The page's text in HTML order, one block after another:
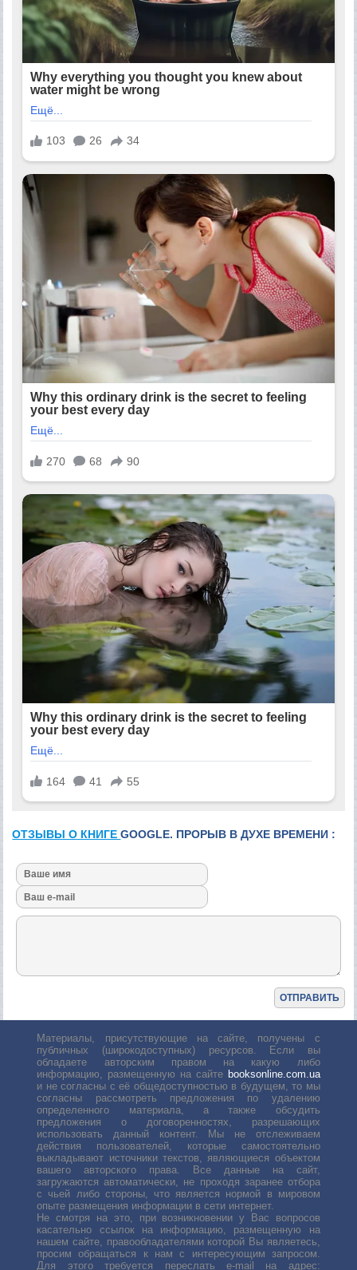
ОТЗЫВЫ О КНИГЕGOOGLE. ПРОРЫВ В ДУХЕ ВРЕМЕНИ :
Материалы, присутствующие на сайте, получены с
публичных (широкодоступных) ресурсов. Если вы
обладаете авторским правом на какую либо
информацию, размещенную на сайте booksonline.com.ua
и не согласны с её общедоступностью в будущем, то мы
согласны рассмотреть предложения по удалению
определенного материала, а также обсудить
предложения о договоренностях, разрешающих
использовать данный контент. Мы не отслеживаем
действия пользователей, которые самостоятельно
выкладывают источники текстов, являющиеся объектом
вашего авторского права. Все данные на сайт,
загружаются автоматически, не проходя заранее отбора
с чьей либо стороны, что является нормой в мировом
опыте размещения информации в сети интернет.
Не смотря на это, при возникновении у Вас вопросов
касательно ссылок на информацию, размещенную на
нашем сайте, правообладателями которой Вы являетесь,
просим обращаться к нам с интересующим запросом.
Для этого требуется переслать е-mail на адрес: